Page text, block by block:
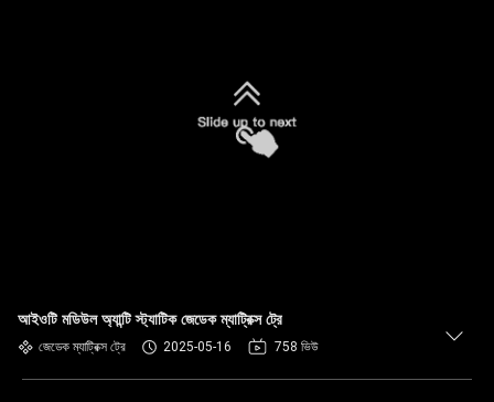
আইওটি মডিউল অ্যান্টি স্ট্যাটিক জেডেক ম্যাট্রিক্স ট্রে
জেডেক ম্যাট্রিক্স ট্রে 2025-05-16 758 ভিউ